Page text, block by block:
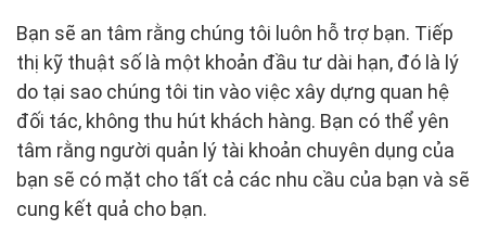
Bạn sẽ an tâm rằng chúng tôi luôn hỗ trợ bạn. Tiếp
thị kỹ thuật số là một khoản đầu tư dài hạn, đó là lý
do tại sao chúng tôi tin vào việc xây dựng quan hệ
đối tác, không thu hút khách hàng. Bạn có thể yên
tâm rằng người quản lý tài khoản chuyên dụng của
bạn sẽ có mặt cho tất cả các nhu cầu của bạn và sẽ
cung kết quả cho bạn.